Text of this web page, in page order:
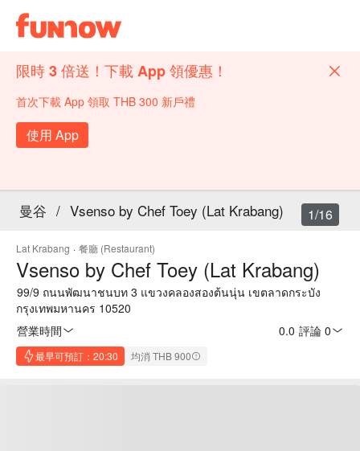
限時 3 倍送！下載 App 領優惠！
首次下載 App 領取 THB 300 新戶禮
使用 App
曼谷 / Vsenso by Chef Toey (Lat Krabang)
Lat Krabang · 餐廳 (Restaurant)
Vsenso by Chef Toey (Lat Krabang)
99/9 ถนนพัฒนาชนบท 3 แขวงคลองสองต้นนุ่น เขตลาดกระบัง
กรุงเทพมหานคร 10520
營業時間
0.0 評論 0
最早可預訂：20:30 均消 THB 900
1/16